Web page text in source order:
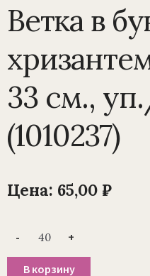
Ветка в
33 см.,
(1010237)
Цена: 65,00 ₽
-
товара
в
+
В корзину